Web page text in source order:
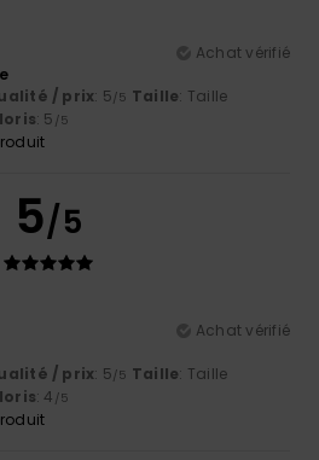
Achat vérifié
/ prix: 5/5 Taille: Taille
: 5 /5
5/5
Achat vérifié
/ prix: 5/5 Taille: Taille
: 4 /5